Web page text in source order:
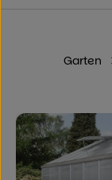
Garten
Bildergalerie